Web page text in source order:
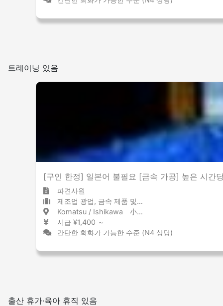
트레이닝 있음
[구인 한정] 일본어 불필요 [금속 가공] 높은 시간
파견사원
제조업 광업, 금속 제품 및 강철
Komatsu / Ishikawa 小松 / 石川県
시급 ¥1,400 ～
간단한 회화가 가능한 수준 (N4 상당)
출산 휴가·육아 휴직 있음